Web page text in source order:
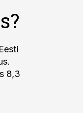
8,3